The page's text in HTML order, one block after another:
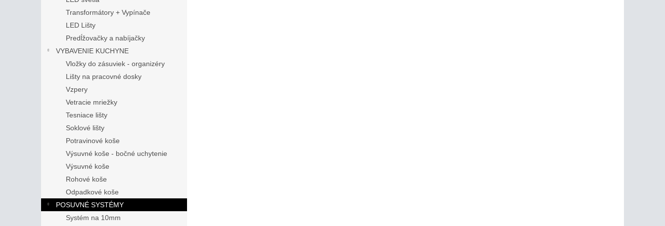
Transformátory + Vypínače
LED Lišty
Predĺžovačky a nabíjačky
VYBAVENIE KUCHYNE
Vložky do zásuviek - organizéry
Lišty na pracovné dosky
Vzpery
Vetracie mriežky
Tesniace lišty
Soklové lišty
Potravinové koše
Výsuvné koše - bočné uchytenie
Výsuvné koše
Rohové koše
Odpadkové koše
POSUVNÉ SYSTÉMY
Systém na 10mm